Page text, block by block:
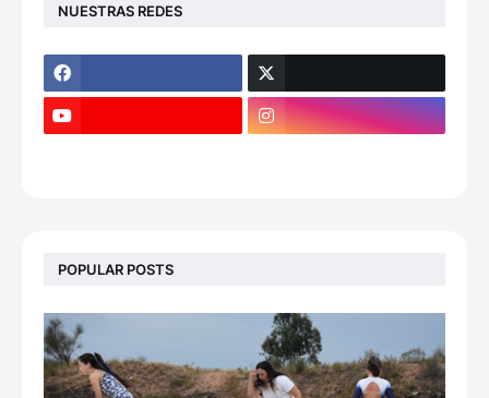
NUESTRAS REDES
POPULAR POSTS